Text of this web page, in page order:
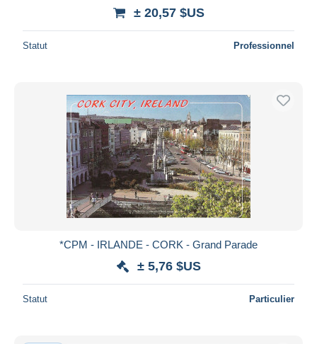
± 20,57 $US
Statut Professionnel
*CPM - IRLANDE - CORK - Grand Parade
± 5,76 $US
Statut Particulier